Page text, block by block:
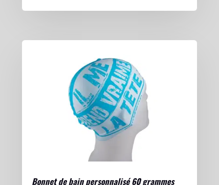
Bonnet de bain personnalisé 60 grammes